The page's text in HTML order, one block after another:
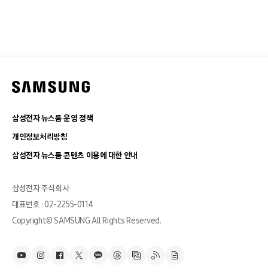
삼성전자 뉴스룸 운영 정책
개인정보처리방침
삼성전자 뉴스룸 콘텐츠 이용에 대한 안내
삼성전자 주식회사
대표번호 : 02-2255-0114
Copyright© SAMSUNG All Rights Reserved.